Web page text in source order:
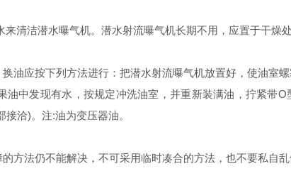
清洁潜水曝气机。潜水射流曝气机长期不用，应置于干燥处
油应按下列方法进行：把潜水射流曝气机放置好，使油室
中发现有水，按规定冲洗油室，并重新装满油，拧紧带
洽)。注:油为变压器油。
方法仍不能解决，不可采用临时凑合的方法，也不要私自乱